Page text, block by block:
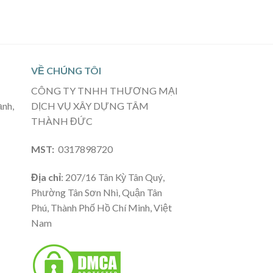
VỀ CHÚNG TÔI
CÔNG TY TNHH THƯƠNG MẠI
DỊCH VỤ XÂY DỰNG TÂM
THÀNH ĐỨC
MST: 0317898720
Địa chỉ: 207/16 Tân Kỳ Tân Quý,
Phường Tân Sơn Nhì, Quận Tân
Phú, Thành Phố Hồ Chí Minh, Việt
Nam